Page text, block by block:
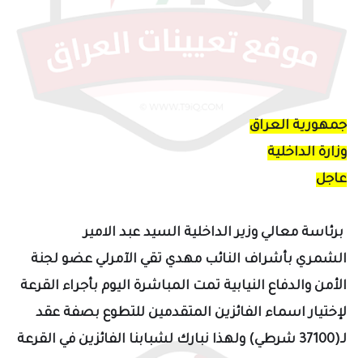
جمهورية العراق
وزارة الداخلية
عاجل
برئاسة معالي وزير الداخلية السيد عبد الامير
الشمري بأشراف النائب مهدي تقي الآمرلي عضو لجنة
الأمن والدفاع النيابية تمت المباشرة اليوم بأجراء القرعة
لإختيار اسماء الفائزين المتقدمين للتطوع بصفة عقد
لـ(37100 شرطي) ولهذا
نبارك لشبابنا الفائزين في القرعة